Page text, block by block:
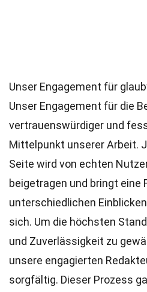
Unser Engagement für
Unser Engagement für die
vertrauenswürdiger und
Mittelpunkt unserer Arbeit.
Seite wird von echten
beigetragen und bringt eine
unterschiedlichen
sich. Um die höchsten
und Zuverlässigkeit zu
unsere engagierten
sorgfältig. Dieser Prozess